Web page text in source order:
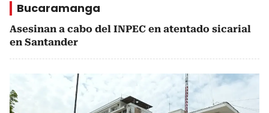
Bucaramanga
Asesinan a cabo del INPEC en atentado sicarial
en Santander